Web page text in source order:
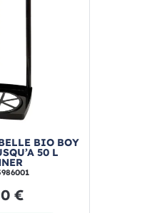
BIO BOY
50 L
€